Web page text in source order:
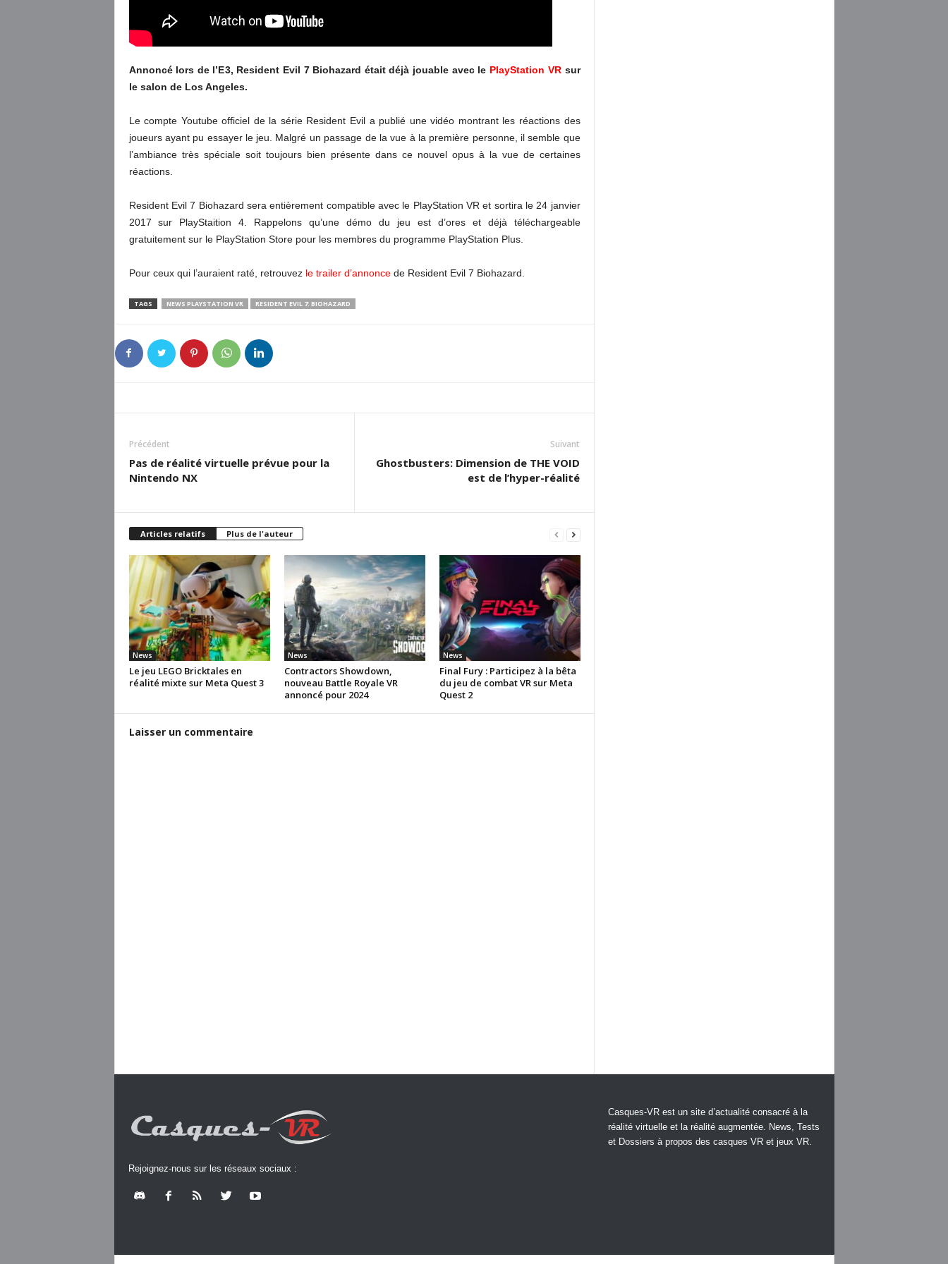
Annoncé lors de l’E3, Resident Evil 7 Biohazard était déjà jouable avec le PlayStation VRsur
le salon de Los Angeles.
Le compte Youtube officiel de la série Resident Evil a publié une vidéo montrant les réactions des
joueurs ayant pu essayer le jeu. Malgré un passage de la vue à la première personne, il semble que
l’ambiance très spéciale soit toujours bien présente dans ce nouvel opus à la vue de certaines
réactions.
Resident Evil 7 Biohazard sera entièrement compatible avec le PlayStation VR et sortira le 24 janvier
2017 sur PlayStaition 4. Rappelons qu’une démo du jeu est d’ores et déjà téléchargeable
gratuitement sur le PlayStation Store pour les membres du programme PlayStation Plus.
Pour ceux qui l’auraient raté, retrouvez le trailer d’annoncede Resident Evil 7 Biohazard.
TAGS NEWS PLAYSTATION VR RESIDENT EVIL 7: BIOHAZARD
Précédent
Pas de réalité virtuelle prévue pour la
Nintendo NX
Suivant
Ghostbusters: Dimension de THE VOID
est de l’hyper-réalité
Articles relatifs Plus de l'auteur
News
Le jeu LEGO Bricktales en
réalité mixte sur Meta Quest 3
News
Contractors Showdown,
nouveau Battle Royale VR
annoncé pour 2024
News
Final Fury : Participez à la bêta
du jeu de combat VR sur Meta
Quest 2
Laisser un commentaire
Rejoignez-nous sur les réseaux sociaux :
Casques-VR est un site d’actualité consacré à la
réalité virtuelle et la réalité augmentée. News, Tests
et Dossiers à propos des casques VR et jeux VR.